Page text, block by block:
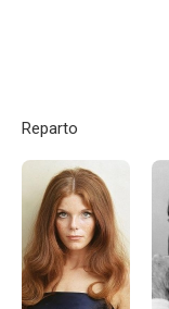
Reparto